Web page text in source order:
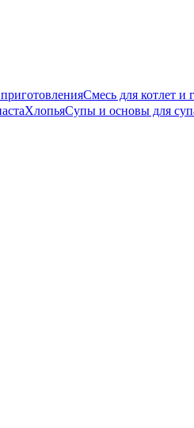
Смесь для котлет и
ХлопьяСупы и основы для